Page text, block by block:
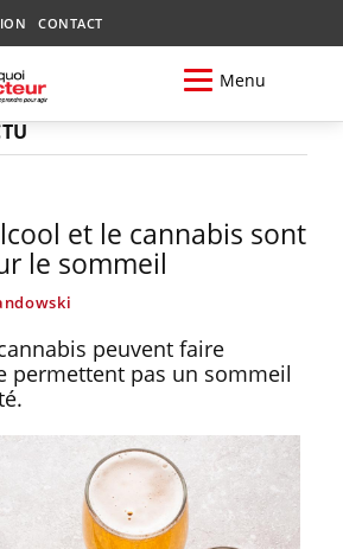
CONTACT
Menu
et le cannabis sont
le sommeil
peuvent faire
permettent pas un sommeil